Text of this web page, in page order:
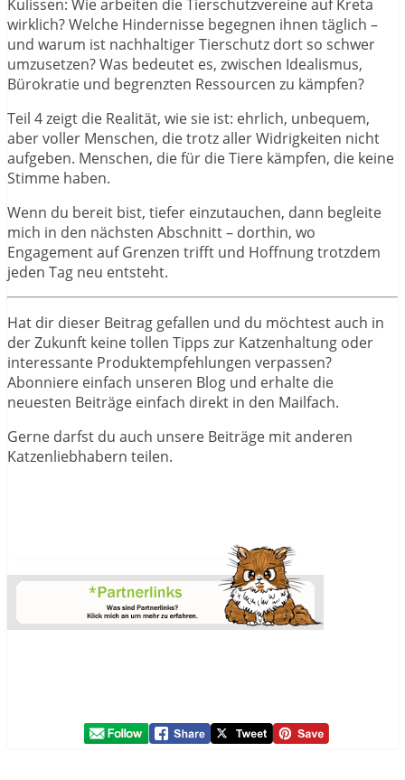
Kulissen: Wie arbeiten die Tierschutzvereine auf Kreta
wirklich? Welche Hindernisse begegnen ihnen täglich –
und warum ist nachhaltiger Tierschutz dort so schwer
umzusetzen? Was bedeutet es, zwischen Idealismus,
Bürokratie und begrenzten Ressourcen zu kämpfen?
Teil 4 zeigt die Realität, wie sie ist: ehrlich, unbequem,
aber voller Menschen, die trotz aller Widrigkeiten nicht
aufgeben. Menschen, die für die Tiere kämpfen, die keine
Stimme haben.
Wenn du bereit bist, tiefer einzutauchen, dann begleite
mich in den nächsten Abschnitt – dorthin, wo
Engagement auf Grenzen trifft und Hoffnung trotzdem
jeden Tag neu entsteht.
Hat dir dieser Beitrag gefallen und du möchtest auch in
der Zukunft keine tollen Tipps zur Katzenhaltung oder
interessante Produktempfehlungen verpassen?
Abonniere einfach unseren Blog und erhalte die
neuesten Beiträge einfach direkt in den Mailfach.
Gerne darfst du auch unsere Beiträge mit anderen
Katzenliebhabern teilen.